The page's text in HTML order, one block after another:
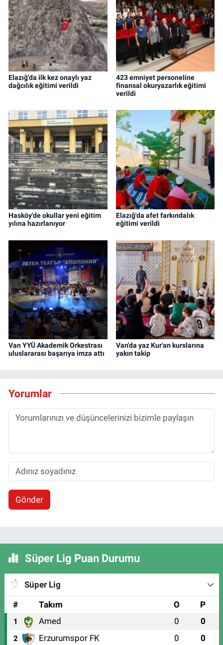
Elazığ'da ilk kez onaylı yaz
dağcılık eğitimi verildi
423 emniyet personeline
finansal okuryazarlık eğitimi
verildi
Hasköy'de okullar yeni eğitim
yılına hazırlanıyor
Elazığ'da afet farkındalık
eğitimi verildi
Van YYÜ Akademik Orkestrası
uluslararası başarıya imza attı
Van'da yaz Kur'an kurslarına
yakın takip
Yorumlar
Gönder
Süper Lig Puan Durumu
Süper Lig
#
Takım O P
1 Amed 0 0
2 Erzurumspor FK 0 0